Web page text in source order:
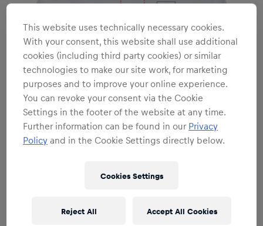
This website uses technically necessary cookies.
With your consent, this website shall use additional
cookies (including third party cookies) or similar
technologies to make our site work, for marketing
purposes and to improve your online experience.
You can revoke your consent via the Cookie
Settings in the footer of the website at any time.
Further information can be found in our Privacy
Policy and in the Cookie Settings directly below.
Cookies Settings
Reject All Accept All Cookies